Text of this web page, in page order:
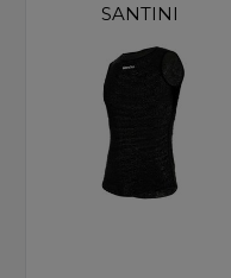
SANTINI